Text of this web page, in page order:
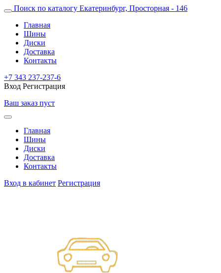
Поиск по каталогу Екатеринбург, Просторная - 146
Главная
Шины
Диски
Доставка
Контакты
+7 343 237-237-6
Вход Регистрация
Ваш заказ пуст
Главная
Шины
Диски
Доставка
Контакты
Вход в кабинет Регистрация